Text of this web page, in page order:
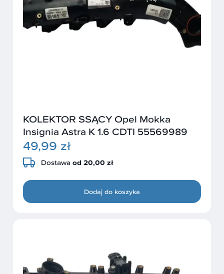
KOLEKTOR SSĄCY Opel Mokka
Insignia Astra K 1.6 CDTI 55569989
49,99 zł
Dostawa od 20,00 zł
Dodaj do koszyka